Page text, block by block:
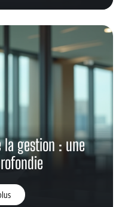
gestion : une